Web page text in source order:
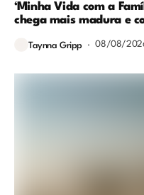
‘Minha Vida com a
chega mais madura e
Taynna Gripp 08/08/